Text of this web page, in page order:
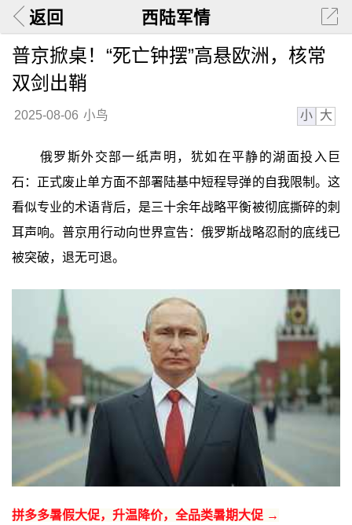
返回 西陆军情
普京掀桌！“死亡钟摆”高悬欧洲，核常
双剑出鞘
2025-08-06 小鸟 小 大
俄罗斯外交部一纸声明，犹如在平静的湖面投入巨
石：正式废止单方面不部署陆基中短程导弹的自我限制。这
看似专业的术语背后，是三十余年战略平衡被彻底撕碎的刺
耳声响。普京用行动向世界宣告：俄罗斯战略忍耐的底线已
被突破，退无可退。
拼多多暑假大促，升温降价，全品类暑期大促 →